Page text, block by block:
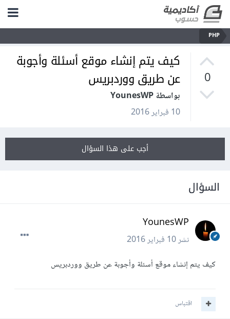
PHP
0
كيف يتم إنشاء موقع أسئلة وأجوبة
عن طريق ووردبريس
بواسطة YounesWP
10 فبراير 2016
أجب على هذا السؤال
السؤال
YounesWP
نشر10 فبراير 2016
كيف يتم إنشاء موقع أسئلة وأجوبة عن طريق ووردبريس
اقتباس